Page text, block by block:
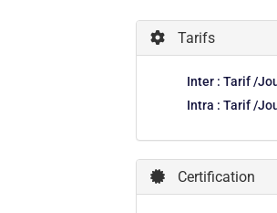
Tarifs
Inter : Tarif /
Intra : Tarif /
Certification